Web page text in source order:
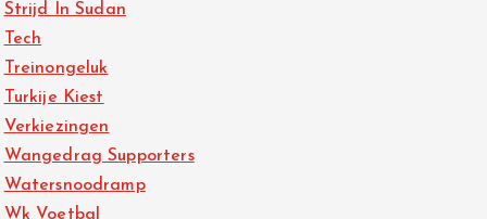
Strijd In Sudan
Tech
Treinongeluk
Turkije Kiest
Verkiezingen
Wangedrag Supporters
Watersnoodramp
Wk Voetbal